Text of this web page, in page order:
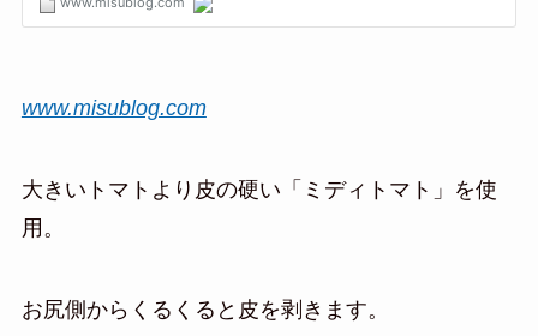
www.misublog.com
大きいトマトより皮の硬い「ミディトマト」を使
用。
お尻側からくるくると皮を剥きます。